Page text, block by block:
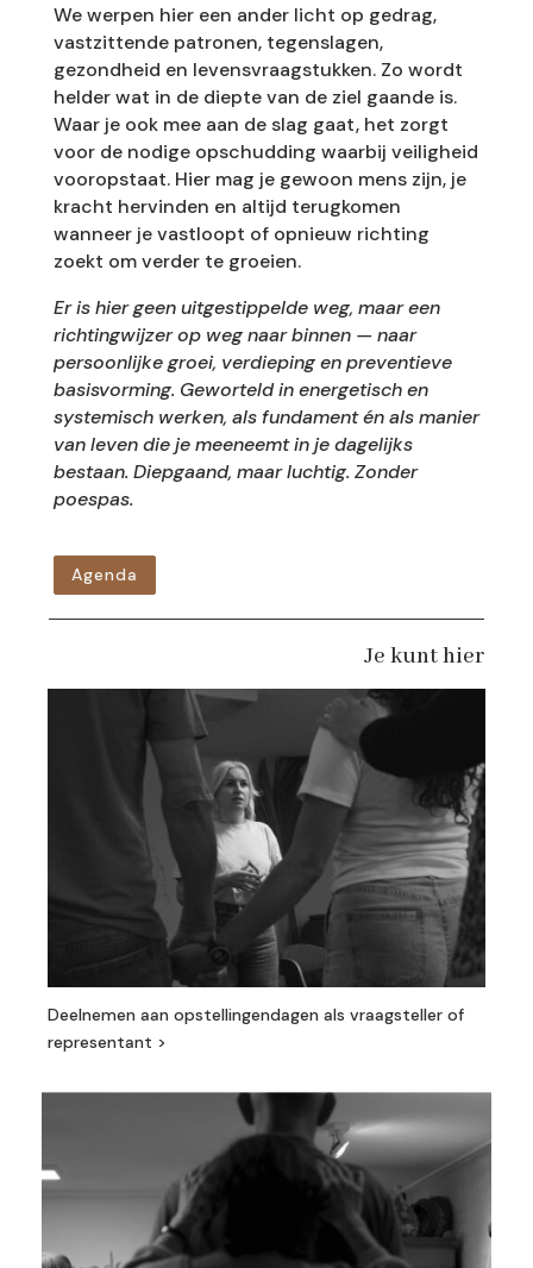
We werpen hier een ander licht op gedrag,
vastzittende patronen, tegenslagen,
gezondheid en levensvraagstukken. Zo wordt
helder wat in de diepte van de ziel gaande is.
Waar je ook mee aan de slag gaat, het zorgt
voor de nodige opschudding waarbij veiligheid
vooropstaat. Hier mag je gewoon mens zijn, je
kracht hervinden en altijd terugkomen
wanneer je vastloopt of opnieuw richting
zoekt om verder te groeien.
Er is hier geen uitgestippelde weg, maar een
richtingwijzer op weg naar binnen — naar
persoonlijke groei, verdieping en preventieve
basisvorming. Geworteld in energetisch en
systemisch werken, als fundament én als manier
van leven die je meeneemt in je dagelijks
bestaan. Diepgaand, maar luchtig. Zonder
poespas.
Agenda
Je kunt hier
Deelnemen aan opstellingendagen als vraagsteller of
representant >